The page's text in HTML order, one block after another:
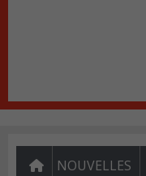
NOUVELLES